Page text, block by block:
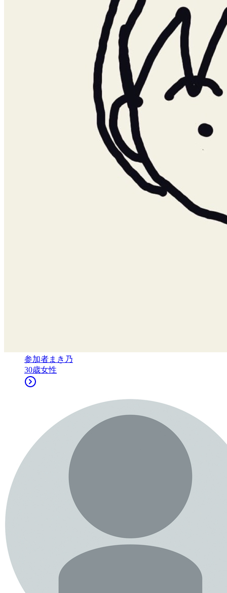
参加者まき乃
30歳女性